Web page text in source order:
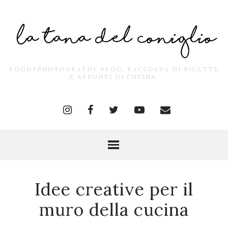
FOOD+PHOTOGRAPHY BLOG. RACCOLTA DI RICETTE
E APPUNTI DI CUCINA.
Idee creative per il
muro della cucina